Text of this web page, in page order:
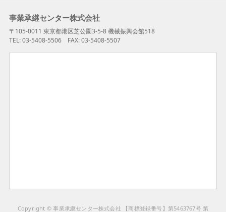
事業承継センター株式会社
〒105-0011 東京都港区芝公園3-5-8 機械振興会館518
TEL: 03-5408-5506 FAX: 03-5408-5507
Copyright © 事業承継センター株式会社 【商標登録番号】第5463767号 第